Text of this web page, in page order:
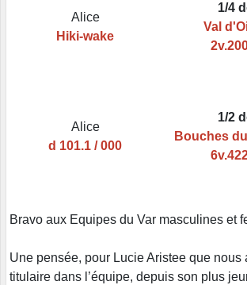
Alice
Hiki-wake
1/4
Val
Alice
d 101.1 / 000
1/2
Bouches
Bravo aux Equipes du Var masculines et
Une pensée, pour Lucie Aristee que nous
titulaire dans l’équipe, depuis son plus